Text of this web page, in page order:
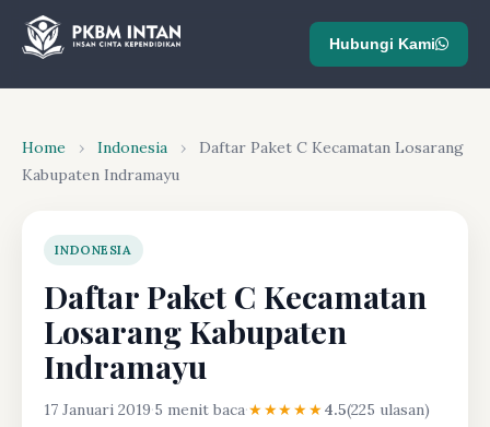
Hubungi Kami
Home › Indonesia ›
Daftar Paket C Kecamatan Losarang
Kabupaten Indramayu
INDONESIA
Daftar Paket C Kecamatan
Losarang Kabupaten
Indramayu
17 Januari 2019·5 menit baca·★★★★★4.5(225 ulasan)